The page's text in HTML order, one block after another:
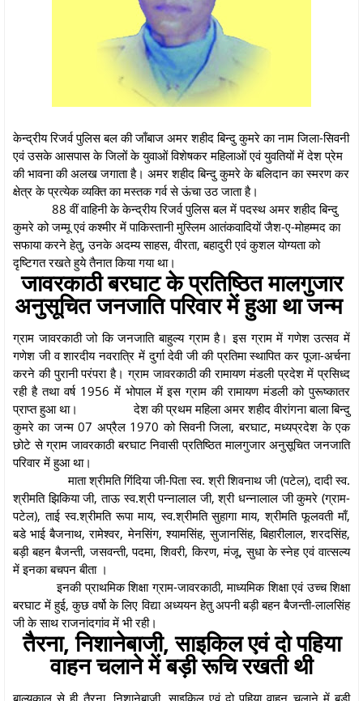
केन्द्रीय रिजर्व पुलिस बल की जाँबाज अमर शहीद बिन्दु कुमरे का नाम जिला-सिवनी
एवं उसके आसपास के जिलों के युवाओं विशेषकर महिलाओं एवं युवतियों में देश प्रेम
की भावना की अलख जगाता है। अमर शहीद बिन्दु कुमरे के बलिदान का स्मरण कर
क्षेत्र के प्रत्येक व्यक्ति का मस्तक गर्व से ऊंचा उठ जाता है।
88 वीं वाहिनी के केन्द्रीय रिजर्व पुलिस बल में पदस्थ अमर शहीद बिन्दु
कुमरे को जम्मू एवं कश्मीर में पाकिस्तानी मुस्लिम आतंकवादियों जैश-ए-मोहम्मद का
सफाया करने हेतु, उनके अदम्य साहस, वीरता, बहादुरी एवं कुशल योग्यता को
दृष्टिगत रखते हुये तैनात किया गया था।
जावरकाठी बरघाट के प्रतिष्ठित मालगुजार
अनुसूचित जनजाति परिवार में हुआ था जन्म
ग्राम जावरकाठी जो कि जनजाति बाहुल्य ग्राम है। इस ग्राम में गणेश उत्सव में
गणेश जी व शारदीय नवरात्रि में दुर्गा देवी जी की प्रतिमा स्थापित कर पूजा-अर्चना
करने की पुरानी परंपरा है। ग्राम जावरकाठी की रामायण मंडली प्रदेश में प्रसिध्द
रही है तथा वर्ष 1956 में भोपाल में इस ग्राम की रामायण मंडली को पुरूष्कातर
प्राप्त हुआ था।
देश की प्रथम महिला अमर शहीद वीरांगना बाला बिन्दु
कुमरे का जन्म 07 अप्रैल 1970 को सिवनी जिला, बरघाट, मध्यप्रदेश के एक
छोटे से ग्राम जावरकाठी बरघाट निवासी प्रतिष्ठित मालगुजार अनुसूचित जनजाति
परिवार में हुआ था।
माता श्रीमति गिंदिया जी-पिता स्व. श्री शिवनाथ जी (पटेल), दादी स्व.
श्रीमति झिकिया जी, ताऊ स्व.श्री पन्नालाल जी, श्री धन्नालाल जी कुमरे (ग्राम-
पटेल), ताई स्व.श्रीमति रूपा माय, स्व.श्रीमति सुहागा माय, श्रीमति फूलवती माँ,
बडे भाई बैजनाथ, रामेश्वर, मेनसिंग, श्यामसिंह, सुजानसिंह, बिहारीलाल, शरदसिंह,
बड़ी बहन बैजन्ती, जसवन्ती, पदमा, शिवरी, किरण, मंजू, सुधा के स्नेह एवं वात्सल्य
में इनका बचपन बीता ।
इनकी प्राथमिक शिक्षा ग्राम-जावरकाठी, माध्यमिक शिक्षा एवं उच्च शिक्षा
बरघाट में हुई, कुछ वर्षो के लिए विद्या अध्ययन हेतु अपनी बड़ी बहन बैजन्ती-लालसिंह
जी के साथ राजनांदगांव में भी रही।
तैरना, निशानेबाजी, साइकिल एवं दो पहिया
वाहन चलाने में बड़ी रूचि रखती थी
बाल्यकाल से ही तैरना, निशानेबाजी, साइकिल एवं दो पहिया वाहन चलाने में बड़ी